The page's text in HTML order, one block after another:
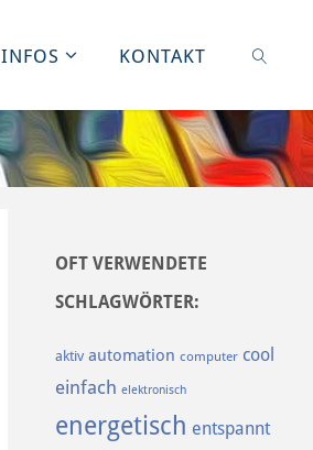
INFOS KONTAKT
OFT VERWENDETE
SCHLAGWÖRTER:
aktiv automation computer cool
einfach elektronisch
energetisch entspannt